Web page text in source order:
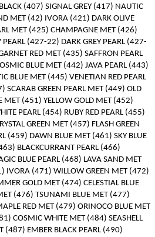
(407) SIGNAL GREY (417) NAUTIC
MET (42) IVORA (421) DARK OLIVE
MET (425) CHAMPAGNE MET (426)
PEARL (427-22) DARK GREY PEARL (427-
RED MET (435) SAFFRON PEARL
BLUE MET (442) JAVA PEARL (443)
BLUE MET (445) VENETIAN RED PEARL
SCARAB GREEN PEARL MET (449) OLD
MET (451) YELLOW GOLD MET (452)
PEARL (454) RUBY RED PEARL (455)
GREEN MET (457) FLASH GREEN
(459) DAWN BLUE MET (461) SKY BLUE
BLACKCURRANT PEARL (466)
BLUE PEARL (468) LAVA SAND MET
IVORA (471) WILLOW GREEN MET (472)
GOLD MET (474) CELESTIAL BLUE
(476) TSUNAMI BLUE MET (477)
RED MET (479) ORINOCO BLUE MET
COSMIC WHITE MET (484) SEASHELL
(487) EMBER BLACK PEARL (490)